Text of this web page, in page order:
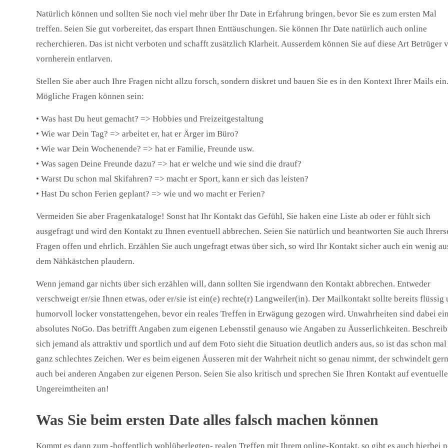
Natürlich können und sollten Sie noch viel mehr über Ihr Date in Erfahrung bringen, bevor Sie es zum ersten Mal
treffen. Seien Sie gut vorbereitet, das erspart Ihnen Enttäuschungen. Sie können Ihr Date natürlich auch online
recherchieren. Das ist nicht verboten und schafft zusätzlich Klarheit. Ausserdem können Sie auf diese Art Betrüger
vornherein entlarven.
Stellen Sie aber auch Ihre Fragen nicht allzu forsch, sondern diskret und bauen Sie es in den Kontext Ihrer Mails ein.
Mögliche Fragen können sein:
• Was hast Du heut gemacht? => Hobbies und Freizeitgestaltung
• Wie war Dein Tag? => arbeitet er, hat er Ärger im Büro?
• Wie war Dein Wochenende? => hat er Familie, Freunde usw.
• Was sagen Deine Freunde dazu? => hat er welche und wie sind die drauf?
• Warst Du schon mal Skifahren? => macht er Sport, kann er sich das leisten?
• Hast Du schon Ferien geplant? => wie und wo macht er Ferien?
Vermeiden Sie aber Fragenkataloge! Sonst hat Ihr Kontakt das Gefühl, Sie haken eine Liste ab oder er fühlt sich
ausgefragt und wird den Kontakt zu Ihnen eventuell abbrechen. Seien Sie natürlich und beantworten Sie auch
Fragen offen und ehrlich. Erzählen Sie auch ungefragt etwas über sich, so wird Ihr Kontakt sicher auch ein wenig
dem Nähkästchen plaudern.
Wenn jemand gar nichts über sich erzählen will, dann sollten Sie irgendwann den Kontakt abbrechen. Entweder
verschweigt er/sie Ihnen etwas, oder er/sie ist ein(e) rechte(r) Langweiler(in). Der Mailkontakt sollte bereits flüssig
humorvoll locker vonstattengehen, bevor ein reales Treffen in Erwägung gezogen wird. Unwahrheiten sind dabei ein
absolutes NoGo. Das betrifft Angaben zum eigenen Lebensstil genauso wie Angaben zu Äusserlichkeiten.
sich jemand als attraktiv und sportlich und auf dem Foto sieht die Situation deutlich anders aus, so ist das schon mal
ganz schlechtes Zeichen. Wer es beim eigenen Äusseren mit der Wahrheit nicht so genau nimmt, der schwindelt gern
auch bei anderen Angaben zur eigenen Person. Seien Sie also kritisch und sprechen Sie Ihren Kontakt auf eventuelle
Ungereimtheiten an!
Was Sie beim ersten Date alles falsch machen können
Kommt es dann zum -hoffentlich wohlüberlegten- realen Treffen mit Ihrem online-Kontakt, so gibt es auch hierbei